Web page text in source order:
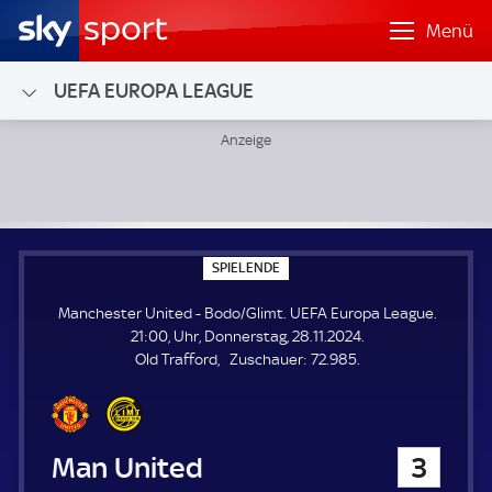
Menü
UEFA EUROPA LEAGUE
SPIELENDE
P
E
E
N
Manchester United - Bodo/Glimt. UEFA Europa League.
21:00, Uhr, Donnerstag, 28.11.2024.
Old Trafford
Zuschauer: Z
72.985.
Manchester United 3